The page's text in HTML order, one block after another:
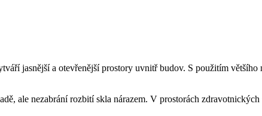
jasnější a otevřenější prostory uvnitř budov. S použitím
ale nezabrání rozbití skla nárazem. V prostorách